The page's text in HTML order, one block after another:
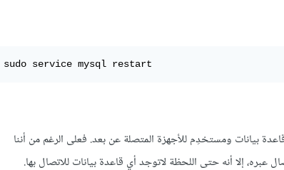
sudo service mysql restart
بيانات ومستخدِم للأجهزة المتصلة عن بعد. فعلى الرغم من أننا